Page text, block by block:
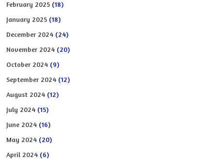
February 2025 (18)
January 2025 (18)
December 2024 (24)
November 2024 (20)
October 2024 (9)
September 2024 (12)
August 2024 (12)
July 2024 (15)
June 2024 (16)
May 2024 (20)
April 2024 (6)